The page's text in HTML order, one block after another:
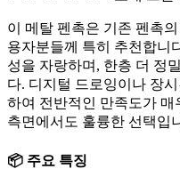
이 메탈 펜촉은 기존 펜촉
용자분들께 특히 추천합니
성을 자랑하며, 한층 더 정
다. 디지털 드로잉이나 장
하여 전반적인 만족도가 매
측면에서도 훌륭한 선택입
📦 주요 특징